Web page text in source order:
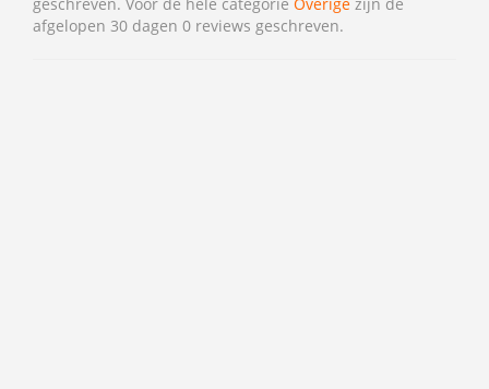
afgelopen 30 dagen 0 reviews geschreven.